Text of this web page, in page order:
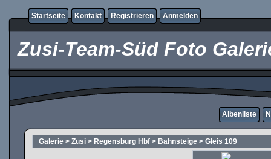
Startseite Kontakt Registrieren Anmelden
Zusi-Team-Süd Foto
Albenliste
Galerie > Zusi > Regensburg Hbf > Bahnsteige > Gleis 109